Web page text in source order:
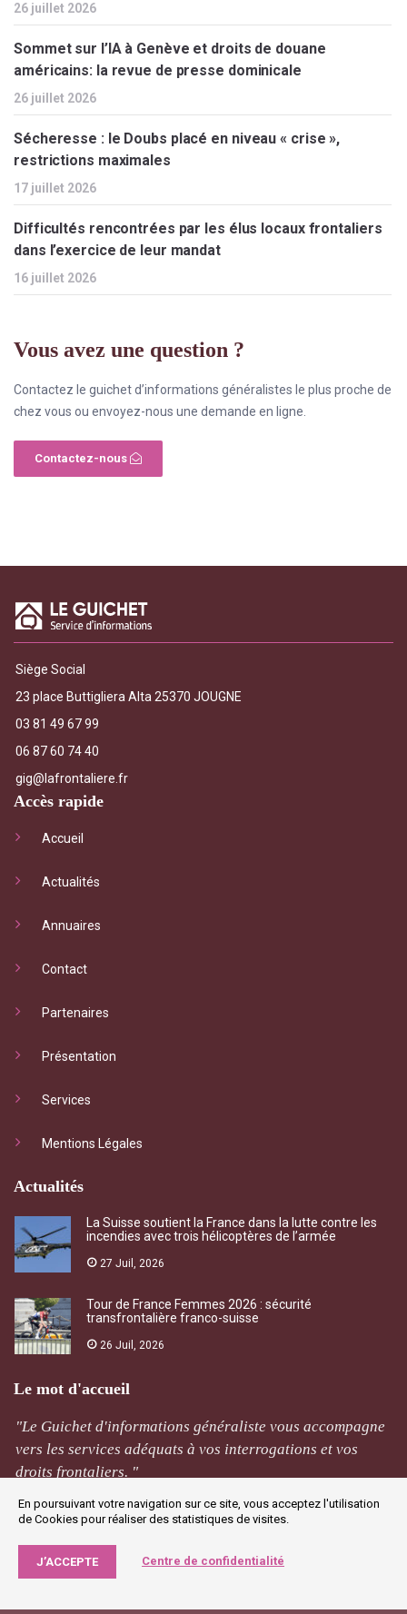
26 juillet 2026
Sommet sur l’IA à Genève et droits de douane
américains: la revue de presse dominicale
26 juillet 2026
Sécheresse : le Doubs placé en niveau « crise »,
restrictions maximales
17 juillet 2026
Difficultés rencontrées par les élus locaux frontaliers
dans l’exercice de leur mandat
16 juillet 2026
Vous avez une question ?
Contactez le guichet d’informations généralistes le plus proche de
chez vous ou envoyez-nous une demande en ligne.
Contactez-nous
Siège Social
23 place Buttigliera Alta 25370 JOUGNE
03 81 49 67 99
06 87 60 74 40
gig@lafrontaliere.fr
Accès rapide
Accueil
Actualités
Annuaires
Contact
Partenaires
Présentation
Services
Mentions Légales
Actualités
La Suisse soutient la France dans la lutte contre les
incendies avec trois hélicoptères de l’armée
27 Juil, 2026
Tour de France Femmes 2026 : sécurité
transfrontalière franco-suisse
26 Juil, 2026
Le mot d'accueil
"Le Guichet d'informations généraliste vous accompagne
vers les services adéquats à vos interrogations et vos
droits frontaliers. "
M Rivière Jougne
En poursuivant votre navigation sur ce site, vous acceptez l'utilisation
de Cookies pour réaliser des statistiques de visites.
J’ACCEPTE Centre de confidentialité